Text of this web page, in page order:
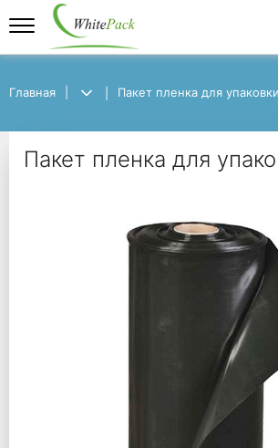
Главная
Пакет пленка для упаковки
Пакет пленка
Главная Пакет пленка для упаковки
Пакет пленка для